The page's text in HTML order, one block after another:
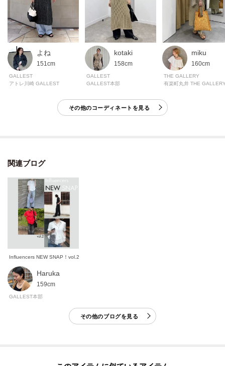
気になるアイテムは【お気に入り登録】がおすすめ！
気になるアイテムのページにある「ハートマーク」をクリックして簡単に追
加できます。登録すると、再入荷通知やお値下げ情報をメルマガにてお知ら
せします。マイページにてお気に入り一覧もチェックできます。
＊＊＊＊＊＊＊＊＊＊＊＊＊＊＊＊＊＊＊＊＊＊＊＊＊＊＊＊＊
※照明の関係により、実際よりも色味が違って見える場合があります。ま
た、パソコン・スマートフォンなどの環境により、若干製品と画像のカラー
よね
151cm
GALLEST
アトレ川崎 GALLEST
kotaki
158cm
GALLEST
GALLEST本部
miku
160cm
THE GALLERY
その他のコーディネートを見る
関連ブログ
Influencers NEW SNAP！vol.2
Haruka
159cm
GALLEST本部
その他のブログを見る